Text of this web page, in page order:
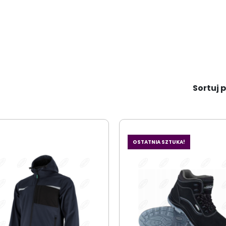
Sortuj
OSTATNIA SZTUKA!